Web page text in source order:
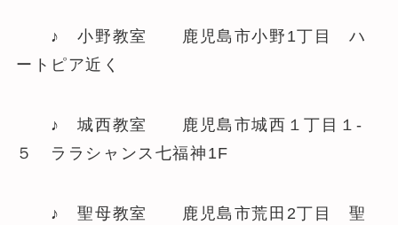
♪ 小野教室 鹿児島市小野1丁目 ハ
ートピア近く
♪ 城西教室 鹿児島市城西１丁目１-
５ ララシャンス七福神1F
♪ 聖母教室 鹿児島市荒田2丁目 聖